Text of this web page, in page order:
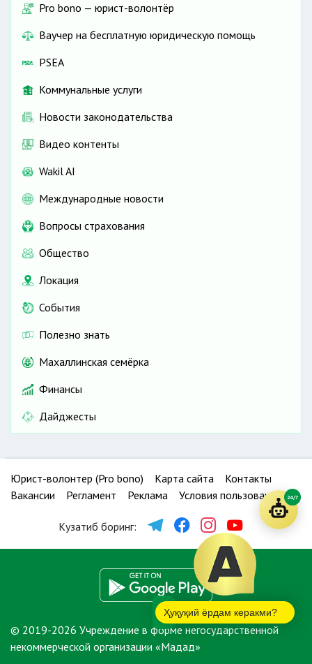
Pro bono — юрист-волонтёр
Ваучер на бесплатную юридическую помощь
PSEA
Коммунальные услуги
Новости законодательства
Видео контенты
Wakil AI
Международные новости
Вопросы страхования
Общество
Локация
События
Полезно знать
Махаллинская семёрка
Финансы
Дайджесты
Юрист-волонтер (Pro bono) Карта сайта
Контакты
Вакансии
Регламент Реклама Условия пользования
Кузатиб боринг:
© 2019-2026 Учреждение в форме негосударственной
некоммерческой организации «Мадад»
Ҳуқуқий ёрдам керакми?
24/7